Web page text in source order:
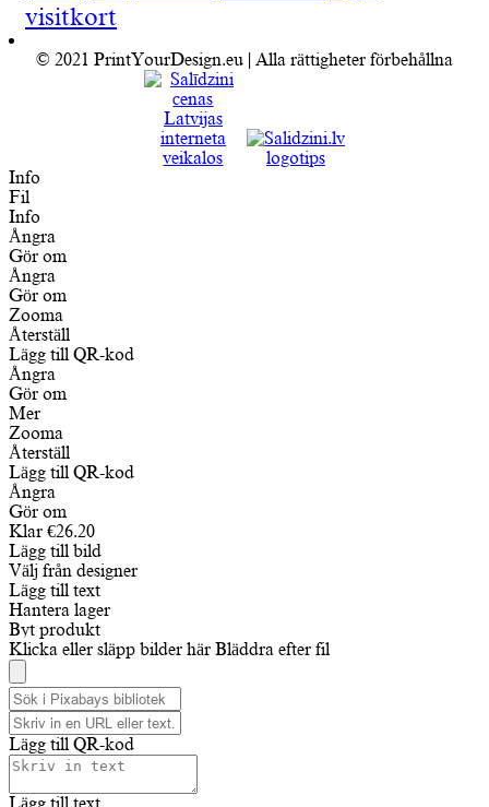
visitkort
© 2021 PrintYourDesign.eu | Alla rättigheter förbehållna
Info
Fil
Info
Ångra
Gör om
Ångra
Gör om
Zooma
Återställ
Lägg till QR-kod
Ångra
Gör om
Mer
Zooma
Återställ
Lägg till QR-kod
Ångra
Gör om
Klar €26.20
Lägg till bild
Välj från designer
Lägg till text
Hantera lager
Byt produkt
Klicka eller släpp bilder här Bläddra efter fil
Lägg till QR-kod